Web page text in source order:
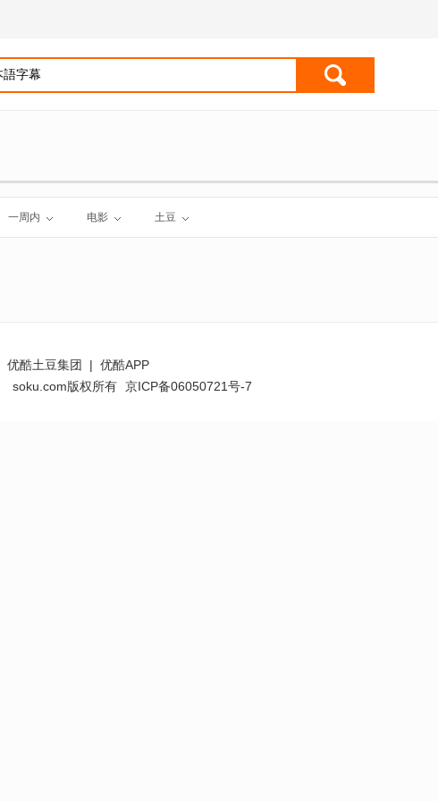
一周内 电影 土豆
优酷土豆集团 | 优酷APP
soku.com版权所有 京ICP备06050721号-7